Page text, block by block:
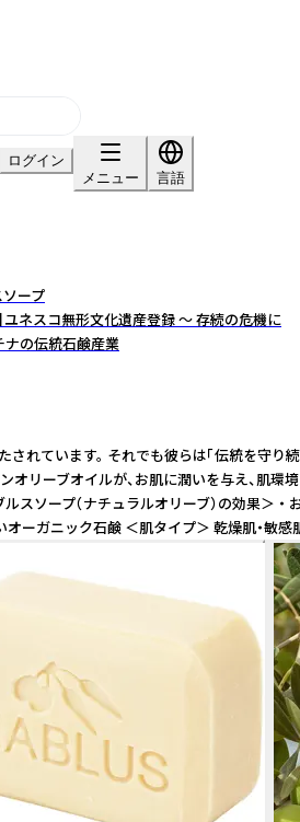
ログイン
メニュー
言語
ープ
ユネスコ無形文化遺産登録 ～ 存続の危機に
の伝統石鹸産業
います。 それでも彼らは「伝統
ブオイルが、お肌に潤いを与え
（ナチュラルオリーブ）の効果＞
ーガニック石鹸 ＜肌タイプ＞ 乾燥肌・敏感